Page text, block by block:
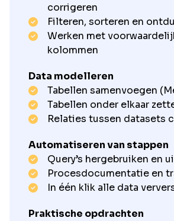
corrigeren
Filteren, sorteren en
Werken met
kolommen
Data modelleren
Tabellen samenvoegen
Tabellen onder elkaar
Relaties tussen datasets
Automatiseren van stappen
Query’s hergebruiken en
Procesdocumentatie en
In één klik alle data
Praktische opdrachten